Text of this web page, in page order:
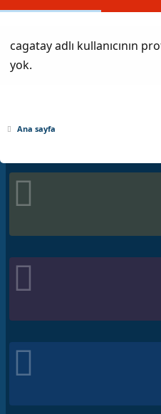
cagatay adlı kullanıcının
yok.
Ana sayfa